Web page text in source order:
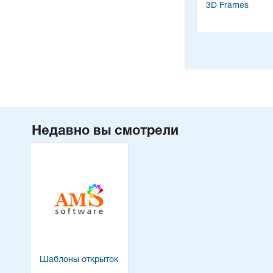
3D Frames
Недавно вы смотрели
Шаблоны открыток